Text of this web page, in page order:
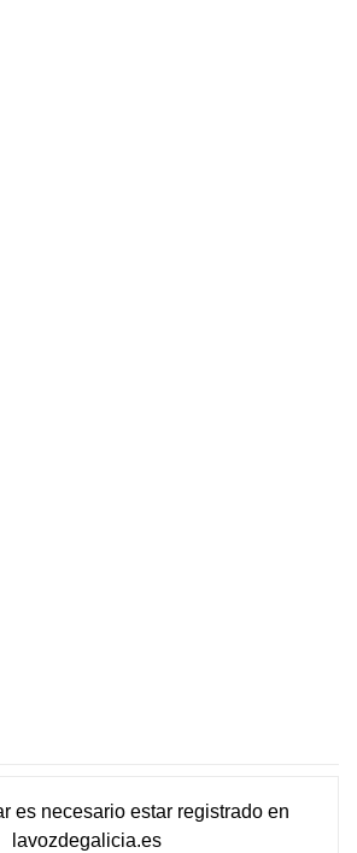
es necesario estar registradoen
lavozdegalicia.es